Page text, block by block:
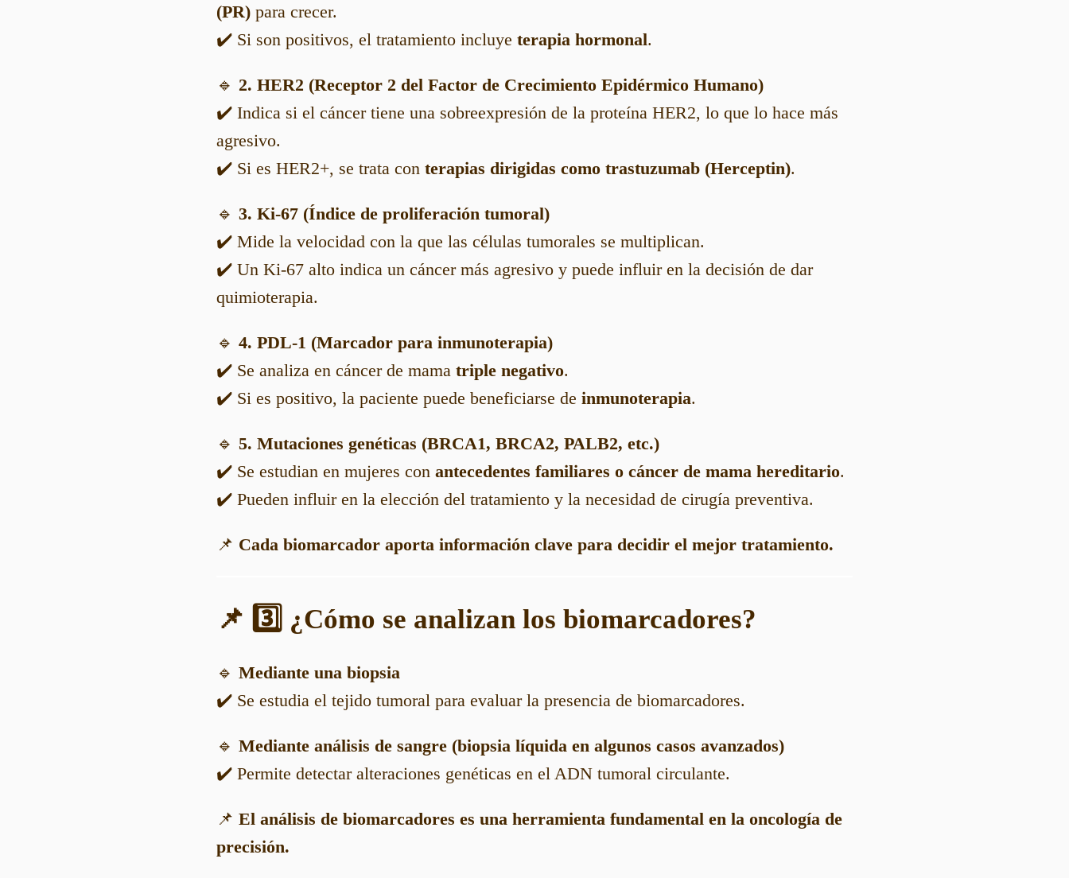
(PR) para crecer.
✔️ Si son positivos, el tratamiento incluye terapia hormonal.
🔹 2. HER2 (Receptor 2 del Factor de Crecimiento Epidérmico Humano)
✔️ Indica si el cáncer tiene una sobreexpresión de la proteína HER2, lo que lo hace más
agresivo.
✔️ Si es HER2+, se trata con terapias dirigidas como trastuzumab (Herceptin).
🔹 3. Ki-67 (Índice de proliferación tumoral)
✔️ Mide la velocidad con la que las células tumorales se multiplican.
✔️ Un Ki-67 alto indica un cáncer más agresivo y puede influir en la decisión de dar
quimioterapia.
🔹 4. PDL-1 (Marcador para inmunoterapia)
✔️ Se analiza en cáncer de mama triple negativo.
✔️ Si es positivo, la paciente puede beneficiarse de inmunoterapia.
🔹 5. Mutaciones genéticas (BRCA1, BRCA2, PALB2, etc.)
✔️ Se estudian en mujeres con antecedentes familiares o cáncer de mama hereditario.
✔️ Pueden influir en la elección del tratamiento y la necesidad de cirugía preventiva.
📌 Cada biomarcador aporta información clave para decidir el mejor tratamiento.
📌 3️⃣ ¿Cómo se analizan los biomarcadores?
🔹 Mediante una biopsia
✔️ Se estudia el tejido tumoral para evaluar la presencia de biomarcadores.
🔹 Mediante análisis de sangre (biopsia líquida en algunos casos avanzados)
✔️ Permite detectar alteraciones genéticas en el ADN tumoral circulante.
📌 El análisis de biomarcadores es una herramienta fundamental en la oncología de
precisión.